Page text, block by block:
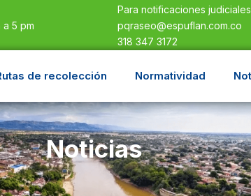
a 5 pm
Para notificaciones
pqraseo@espuflan.com.co
318 347 3172
de recolección Normatividad
Noticias